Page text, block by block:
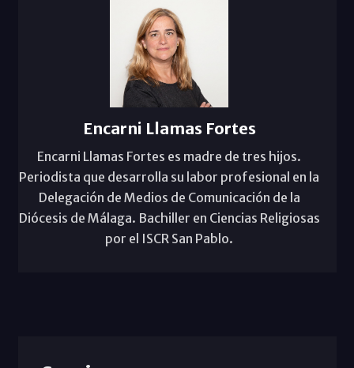
Encarni Llamas Fortes
Encarni Llamas Fortes es madre de tres hijos.
Periodista que desarrolla su labor profesional en la
Delegación de Medios de Comunicación de la
Diócesis de Málaga. Bachiller en Ciencias Religiosas
por el ISCR San Pablo.